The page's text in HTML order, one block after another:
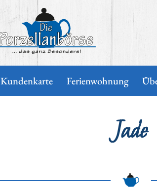
Kundenkarte Ferienwohnung
Jade